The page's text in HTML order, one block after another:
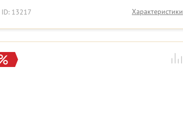
ID: 13217
Характеристики